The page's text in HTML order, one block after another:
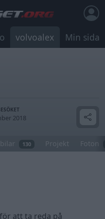
volvoalex Min sida
2018
130 Projekt Foton
att ta reda på